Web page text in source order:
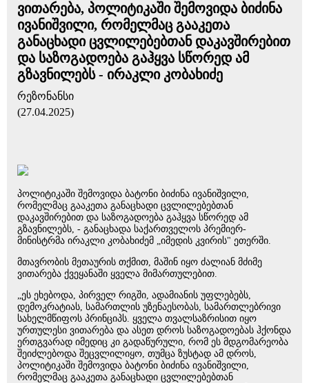
ვითარება, პოლიტიკაში შემოვიდა ბიძინა
ივანიშვილი, რომელმაც გააკეთა
განაცხადი ცვლილებებთან დაკავშირებით
და საზოგადოება გაჰყვა სწორედ ამ
გზავნილებს - ირაკლი კობახიძე
რეზონანსი
(27.04.2025)
პოლიტიკაში შემოვიდა ბატონი ბიძინა ივანიშვილი,
რომელმაც გააკეთა განაცხადი ცვლილებებთან
დაკავშირებით და საზოგადოება გაჰყვა სწორედ ამ
გზავნილებს, - განაცხადა საქართველოს პრემიერ-
მინისტრმა ირაკლი კობახიძემ „იმედის კვირის" ეთერში.
მთავრობის მეთაურის თქმით, მაშინ იყო ძალიან მძიმე
ვითარება ქვეყანაში ყველა მიმართულებით.
„ეს ეხებოდა, პირველ რიგში, ადამიანის უფლებებს,
დემოკრატიას, სამართლის უზენაესობას, სამართლებრივი
სახელმწიფოს პრინციპს. ყველა თვალსაზრისით იყო
ურთულესი ვითარება და ასეთ დროს საზოგადოებას ჰქონდა
ერთგვარად იმედიც კი გადაწურული, რომ ეს მდგომარეობა
შეიძლებოდა შეცვლილიყო, თუმცა ზუსტად ამ დროს,
პოლიტიკაში შემოვიდა ბატონი ბიძინა ივანიშვილი,
რომელმაც გააკეთა განაცხადი ცვლილებებთან